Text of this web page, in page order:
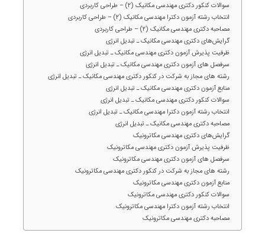
سوالات کنکور دکتری مهندسی مکانیک (۲) – طراحی کاربردی
انتخاب رشته آزمون دکترا مهندسی مکانیک (۲) – طراحی کاربردی
مصاحبه دکتری مهندسی مکانیک (۲) – طراحی کاربردی
گرایش‌های دکتری مهندسی مکانیک ـ تبدیل انرژی
ظرفیت پذیرش آزمون دکتری مهندسی مکانیک ـ تبدیل انرژی
سرفصل های آزمون دکتری مهندسی مکانیک ـ تبدیل انرژی
رشته های مجاز به شرکت در کنکور دکتری مهندسی مکانیک ـ تبدیل انرژی
منابع آزمون دکتری مهندسی مکانیک ـ تبدیل انرژی
سوالات کنکور دکتری مهندسی مکانیک ـ تبدیل انرژی
انتخاب رشته آزمون دکترا مهندسی مکانیک ـ تبدیل انرژی
مصاحبه دکتری مهندسی مکانیک ـ تبدیل انرژی
گرایش‌های دکتری مهندسی مکاترونیک
ظرفیت پذیرش آزمون دکتری مهندسی مکاترونیک
سرفصل های آزمون دکتری مهندسی مکاترونیک
رشته های مجاز به شرکت در کنکور دکتری مهندسی مکاترونیک
منابع آزمون دکتری مهندسی مکاترونیک
سوالات کنکور دکتری مهندسی مکاترونیک
انتخاب رشته آزمون دکترا مهندسی مکاترونیک
مصاحبه دکتری مهندسی مکاترونیک